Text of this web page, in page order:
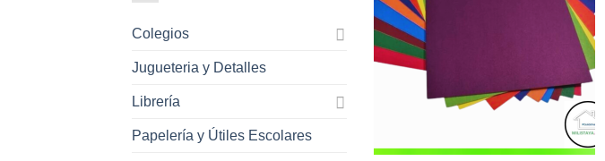
Colegios
Jugueteria y Detalles
Librería
Papelería y Útiles Escolares